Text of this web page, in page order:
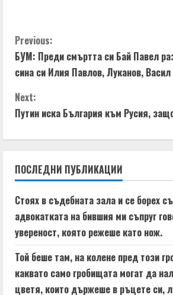
i
n
g
C
o
n
t
i
n
u
e
R
e
Previous:
БУМ: Преди смъртта си Бай Павел
сина си Илия Павлов, Луканов,
Next:
Путин иска България към Русия,
ПОСЛЕДНИ ПУБЛИКАЦИИ
Стоях в съдебната зала и се борех
адвокатката на бившия ми съпруг
увереност, която режеше като нож.
Той беше там, на колене пред този
каквато само гробищата могат да
цветя, които държеше в ръцете си,